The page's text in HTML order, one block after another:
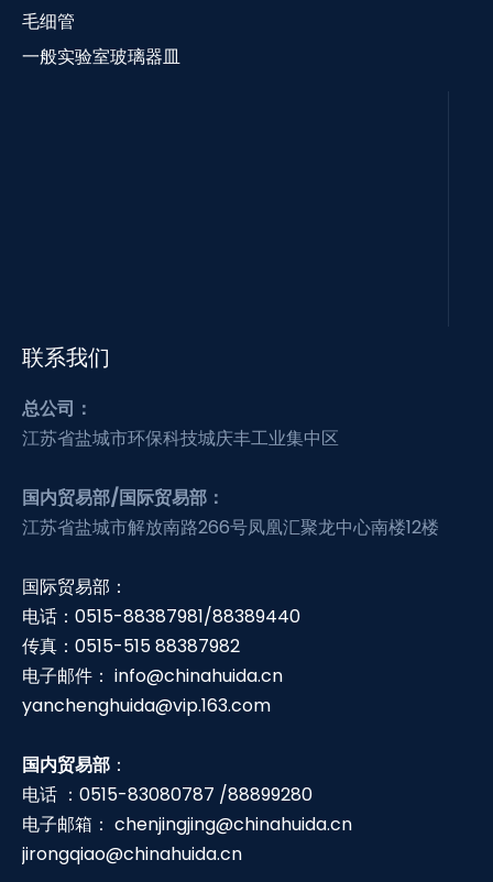
毛细管
一般实验室玻璃器皿
联系我们
总公司：
江苏省盐城市环保科技城庆丰工业集中区
国内贸易部/国际贸易部：
江苏省盐城市解放南路266号凤凰汇聚龙中心南楼12楼
国际贸易部：
电话：0515-88387981/88389440
传真：0515-515 88387982
电子邮件： info@chinahuida.cn
yanchenghuida@vip.163.com
国内贸易部 ：
电话 ：0515-83080787 /88899280
电子邮箱： chenjingjing@chinahuida.cn
jirongqiao@chinahuida.cn